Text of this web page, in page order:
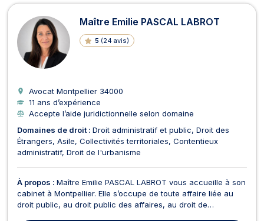
Maître Emilie PASCAL LABROT
5 (24 avis)
Avocat Montpellier 34000
11 ans d’expérience
Accepte l’aide juridictionnelle selon domaine
Domaines de droit : Droit administratif et public Droit des
Étrangers Asile Collectivités territoriales Contentieux
administratif Droit de l'urbanisme
À propos : Maître Emilie PASCAL LABROT vous accueille à son
cabinet à Montpellier. Elle s’occupe de toute affaire liée au
droit public, au droit public des affaires, au droit de